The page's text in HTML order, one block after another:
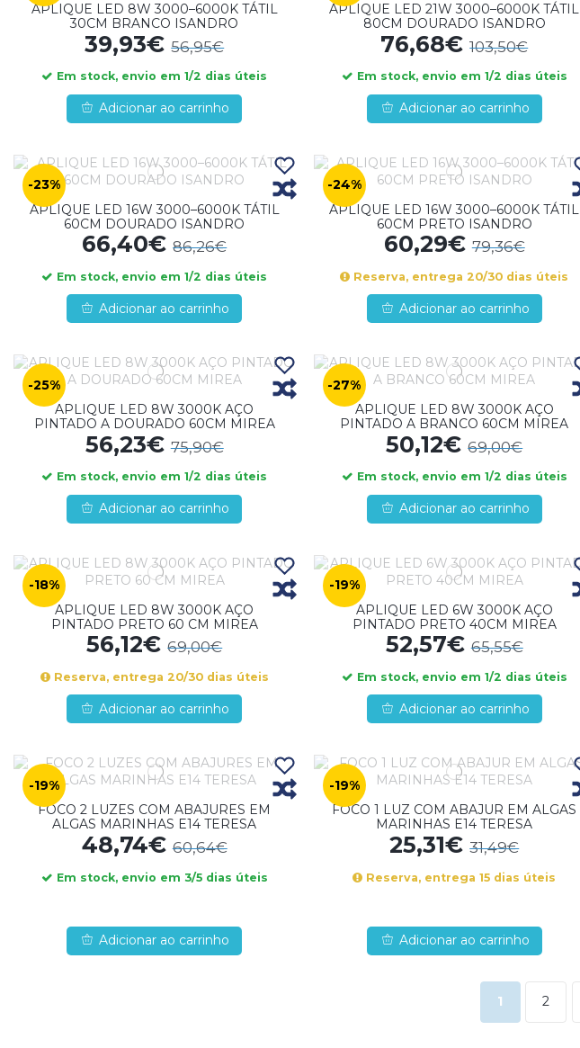
APLIQUE LED 8W 3000–6000K TÁTIL
30CM BRANCO ISANDRO
39,93€56,95€
Em stock, envio em 1/2 dias úteis
Adicionar ao carrinho
APLIQUE LED 21W 3000–6000K TÁTIL
80CM DOURADO ISANDRO
76,68€103,50€
Em stock, envio em 1/2 dias úteis
Adicionar ao carrinho
-23%
APLIQUE LED 16W 3000–6000K TÁTIL
60CM DOURADO ISANDRO
66,40€86,26€
Em stock, envio em 1/2 dias úteis
Adicionar ao carrinho
-24%
APLIQUE LED 16W 3000–6000K TÁTIL
60CM PRETO ISANDRO
60,29€79,36€
Reserva, entrega 20/30 dias úteis
Adicionar ao carrinho
-25%
APLIQUE LED 8W 3000K AÇO
PINTADO A DOURADO 60CM MIREA
56,23€75,90€
Em stock, envio em 1/2 dias úteis
Adicionar ao carrinho
-27%
APLIQUE LED 8W 3000K AÇO
PINTADO A BRANCO 60CM MIREA
50,12€69,00€
Em stock, envio em 1/2 dias úteis
Adicionar ao carrinho
-18%
APLIQUE LED 8W 3000K AÇO
PINTADO PRETO 60 CM MIREA
56,12€69,00€
Reserva, entrega 20/30 dias úteis
Adicionar ao carrinho
-19%
APLIQUE LED 6W 3000K AÇO
PINTADO PRETO 40CM MIREA
52,57€65,55€
Em stock, envio em 1/2 dias úteis
Adicionar ao carrinho
-19%
FOCO 2 LUZES COM ABAJURES EM
ALGAS MARINHAS E14 TERESA
48,74€60,64€
Em stock, envio em 3/5 dias úteis
Adicionar ao carrinho
-19%
FOCO 1 LUZ COM ABAJUR EM ALGAS
MARINHAS E14 TERESA
25,31€31,49€
Reserva, entrega 15 dias úteis
Adicionar ao carrinho
1 2